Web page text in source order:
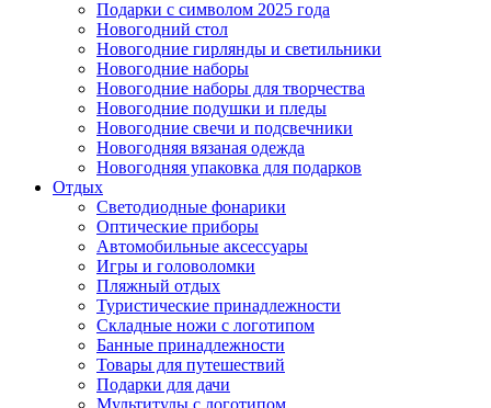
Подарки с символом 2025 года
Новогодний стол
Новогодние гирлянды и светильники
Новогодние наборы
Новогодние наборы для творчества
Новогодние подушки и пледы
Новогодние свечи и подсвечники
Новогодняя вязаная одежда
Новогодняя упаковка для подарков
Отдых
Светодиодные фонарики
Оптические приборы
Автомобильные аксессуары
Игры и головоломки
Пляжный отдых
Туристические принадлежности
Складные ножи с логотипом
Банные принадлежности
Товары для путешествий
Подарки для дачи
Мультитулы с логотипом